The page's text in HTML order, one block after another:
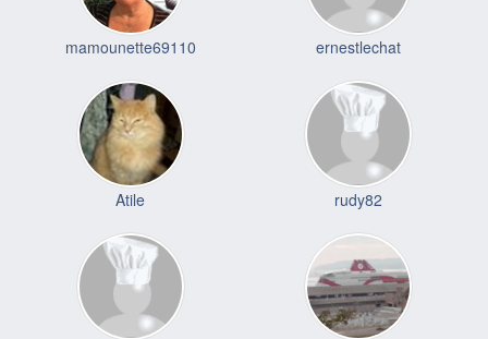
mamounette69110 ernestlechat
Atile rudy82